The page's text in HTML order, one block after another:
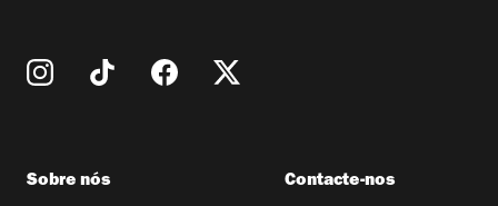
Sobre nós Contacte-nos